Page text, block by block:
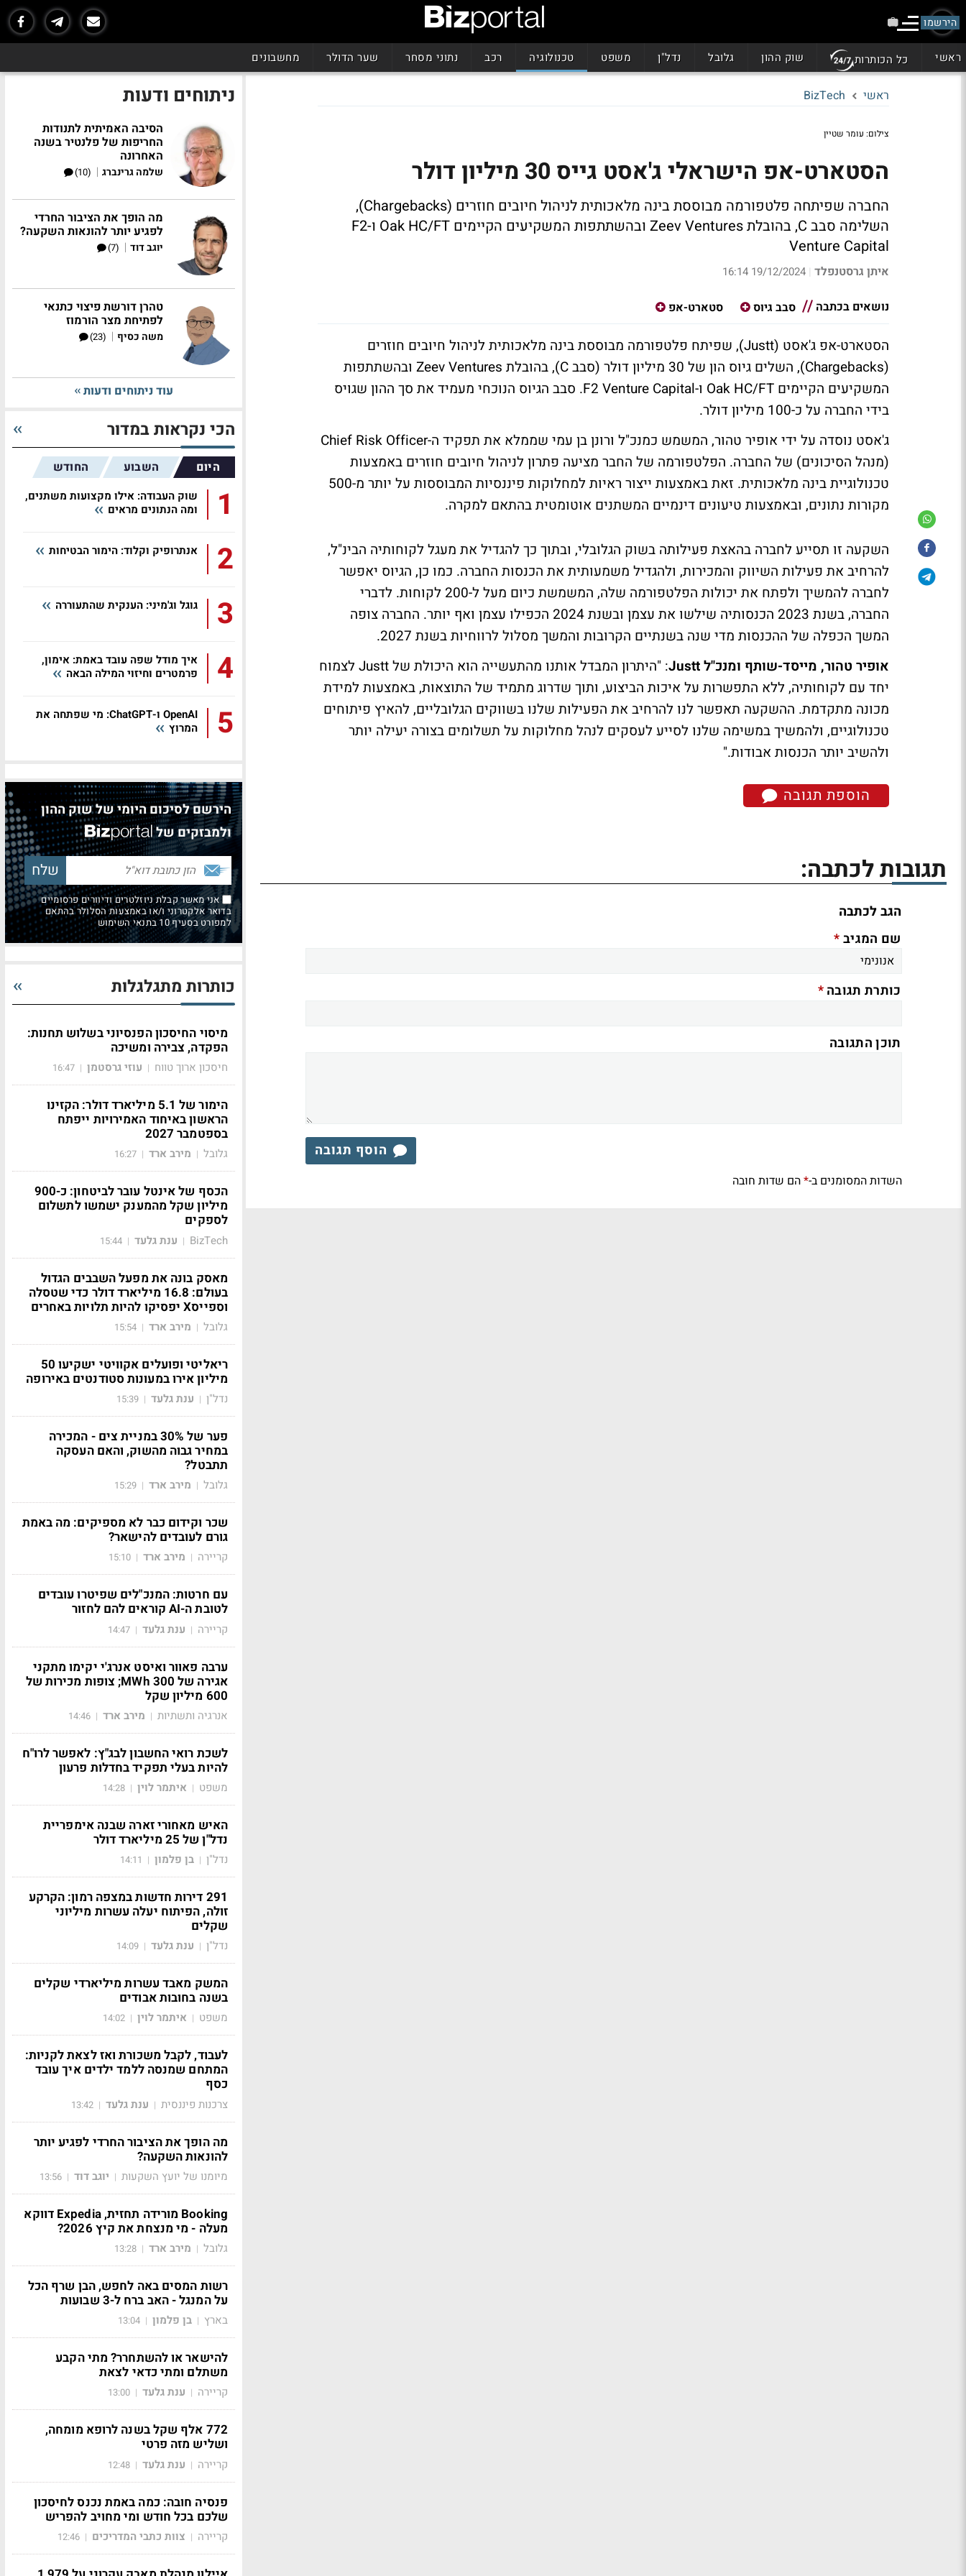
הירשמו
ראשי כל הכותרות שוק ההון גלובל נדל"ן משפט טכנולוגיה רכב נתוני מסחר שער הדולר מחשבונים
ראשי BizTech
צילום: עומר שטיין
הסטארט-אפ הישראלי ג'אסט גייס 30 מיליון דולר
החברה שפיתחה פלטפורמה מבוססת בינה מלאכותית לניהול חיובים חוזרים (Chargebacks),
השלימה סבב C, בהובלת Zeev Ventures ובהשתתפות המשקיעים הקיימים Oak HC/FT ו-F2
Venture Capital
איתן גרסטנפלד |
19/12/2024 16:14
נושאים בכתבה סבב גיוס סטארט-אפ
הסטארט-אפ ג'אסט (Justt), שפיתח פלטפורמה מבוססת בינה מלאכותית לניהול חיובים חוזרים
(Chargebacks), השלים גיוס הון של 30 מיליון דולר (סבב C), בהובלת Zeev Ventures ובהשתתפות
המשקיעים הקיימים Oak HC/FT ו-F2 Venture Capital. סבב הגיוס הנוכחי מעמיד את סך ההון שגויס
בידי החברה על כ-100 מיליון דולר.
ג'אסט נוסדה על ידי אופיר טהור, המשמש כמנכ"ל ורונן בן עמי שממלא את תפקיד ה-Chief Risk Officer
(מנהל הסיכונים) של החברה. הפלטפורמה של החבר מציעה פתרון לניהול חיובים חוזרים באמצעות
טכנולוגיית בינה מלאכותית. זאת באמצעות ייצור ראיות למחלוקות פיננסיות המבוססות על יותר מ-500
מקורות נתונים, ובאמצעות טיעונים דינמיים המשתנים אוטומטית בהתאם למקרה.
השקעה זו תסייע לחברה בהאצת פעילותה בשוק הגלובלי, ובתוך כך להגדיל את מעגל לקוחותיה הבינ"ל,
להרחיב את פעילות השיווק והמכירות, ולהגדיל משמעותית את הכנסות החברה. כמו כן, הגיוס יאפשר
לחברה להמשיך ולפתח את יכולות הפלטפורמה שלה, המשמשת כיום מעל ל-200 לקוחות. לדברי
החברה, בשנת 2023 הכנסותיה שילשו את עצמן ובשנת 2024 הכפילו עצמן ואף יותר. החברה צופה
המשך הכפלה של ההכנסות מדי שנה בשנתיים הקרובות והמשך מסלול לרווחיות בשנת 2027.
אופיר טהור, מייסד-שותף ומנכ"ל Justt
: "היתרון המבדל אותנו מהתעשייה הוא היכולת של Justt לצמוח
יחד עם לקוחותיה, ללא התפשרות על איכות הביצוע, ותוך שדרוג מתמיד של התוצאות, באמצעות למידת
מכונה מתקדמת. ההשקעה תאפשר לנו להרחיב את הפעילות שלנו בשווקים הגלובליים, להאיץ פיתוחים
טכנולוגיים, ולהמשיך במשימה שלנו לסייע לעסקים לנהל מחלוקות על תשלומים בצורה יעילה יותר
ולהשיב יותר הכנסות אבודות."
הוספת תגובה
תגובות לכתבה:
הגב לכתבה
שם המגיב*
כותרת תגובה*
תוכן התגובה
הוסף תגובה
השדות המסומנים ב-*הם שדות חובה
ניתוחים ודעות
הסיבה האמיתית לתנודות
החריפות של פלנטיר בשנה
האחרונה
שלמה גרינברג |
(10)
מה הופך את הציבור החרדי
לפגיע יותר להונאות השקעה?
יוגב דוד |
(7)
טהרן דורשת פיצוי כתנאי
לפתיחת מצר הורמוז
משה כסיף |
(23)
עוד ניתוחים ודעות
הכי נקראות במדור
היום השבוע החודש
1
שוק העבודה: אילו מקצועות משתנים,
ומה הנתונים מראים
2 אנתרופיק וקלוד: הימור הבטיחות
3 גוגל וג'מיני: הענקית שהתעוררה
4
איך מודל שפה עובד באמת: אימון,
פרמטרים וחיזוי המילה הבאה
5
OpenAI ו-ChatGPT: מי שפתחה את
המרוץ
הירשם לסיכום היומי של שוק ההון
ולמבזקים של
אני מאשר קבלת ניוזלטרים ודיוורים פרסומיים
בדואר אלקטרוני ו/או באמצעות הסלולר בהתאם
למפורט בסעיף 10 בתנאי השימוש
כותרות מתגלגלות
מיסוי החיסכון הפנסיוני בשלוש תחנות:
הפקדה, צבירה ומשיכה
חיסכון ארוך טווח | עוזי גרסטמן |
16:47
הימור של 5.1 מיליארד דולר: הקזינו
הראשון באיחוד האמירויות ייפתח
בספטמבר 2027
גלובל | מירב ארד |
16:27
הכסף של אינטל עובר לביטחון: כ-900
מיליון שקל מהמענק ישמשו לתשלום
לספקים
BizTech
| ענת גלעד |
15:44
מאסק בונה את מפעל השבבים הגדול
בעולם: 16.8 מיליארד דולר כדי שטסלה
וספייסX יפסיקו להיות תלויות באחרים
גלובל | מירב ארד |
15:54
ריאליטי ופועלים אקוויטי ישקיעו 50
מיליון אירו במעונות סטודנטים באירופה
נדל"ן | ענת גלעד |
15:39
פער של 30% במניית צים - המכירה
במחיר גבוה מהשוק, והאם העסקה
תתבטל?
גלובל | מירב ארד |
15:29
שכר וקידום כבר לא מספיקים: מה באמת
גורם לעובדים להישאר?
קריירה | מירב ארד |
15:10
עם חרטות: המנכ"לים שפיטרו עובדים
לטובת ה-AI קוראים להם לחזור
קריירה | ענת גלעד |
14:47
ערבה פאוור ואיסט אנרג'י יקימו מתקני
אגירה של 300 MWh; צופות מכירות של
600 מיליון שקל
אנרגיה ותשתיות | מירב ארד |
14:46
לשכת רואי החשבון לבג"ץ: לאפשר לרו"ח
להיות בעלי תפקיד בחדלות פרעון
משפט | איתמר לוין |
14:28
האיש מאחורי זארה שבנה אימפריית
נדל"ן של 25 מיליארד דולר
נדל"ן | בן פלמון |
14:11
291 דירות חדשות במצפה רמון: הקרקע
זולה, הפיתוח יעלה עשרות מיליוני
שקלים
נדל"ן | ענת גלעד |
14:09
המשק מאבד עשרות מיליארדי שקלים
בשנה בחובות אבודים
משפט | איתמר לוין |
14:02
לעבוד, לקבל משכורת ואז לצאת לקניות:
המתחם שמנסה ללמד ילדים איך עובד
כסף
צרכנות פיננסית | ענת גלעד |
13:42
מה הופך את הציבור החרדי לפגיע יותר
להונאות השקעה?
מיומנו של יועץ השקעות | יוגב דוד |
13:56
Booking מורידה תחזית, Expedia דווקא
מעלה - מי מנצחת את קיץ 2026?
גלובל | מירב ארד |
13:28
רשות המסים באה לחפש, הבן שרף הכל
על המנגל - האב ברח ל-3 שבועות
בארץ | בן פלמון |
13:04
להישאר או להשתחרר? מתי הקבע
משתלם ומתי כדאי לצאת
קריירה | ענת גלעד |
13:00
772 אלף שקל בשנה לרופא מומחה,
ושליש מזה פרטי
קריירה | ענת גלעד |
12:48
פנסיה חובה: כמה באמת נכנס לחיסכון
שלכם בכל חודש ומי מחויב להפריש
קריירה | צוות כתבי המדריכים |
12:46